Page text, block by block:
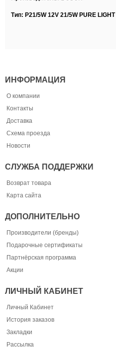
Тип: P21/5W 12V 21/5W PURE LIGHT
ИНФОРМАЦИЯ
О компании
Контакты
Доставка
Схема проезда
Новости
СЛУЖБА ПОДДЕРЖКИ
Возврат товара
Карта сайта
ДОПОЛНИТЕЛЬНО
Производители (бренды)
Подарочные сертификаты
Партнёрская программа
Акции
ЛИЧНЫЙ КАБИНЕТ
Личный Кабинет
История заказов
Закладки
Рассылка